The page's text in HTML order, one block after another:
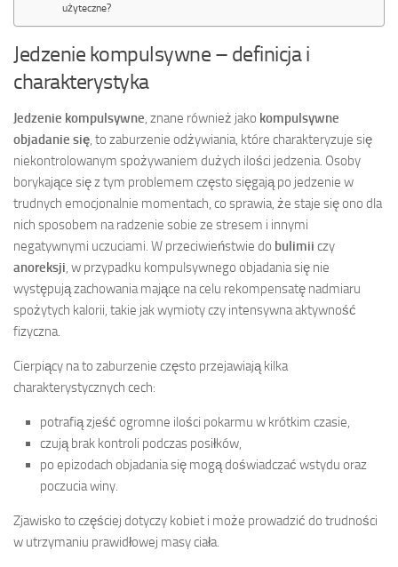
użyteczne?
Jedzenie kompulsywne – definicja i
charakterystyka
Jedzenie kompulsywne , znane również jako kompulsywne
objadanie się , to zaburzenie odżywiania, które charakteryzuje się
niekontrolowanym spożywaniem dużych ilości jedzenia. Osoby
borykające się z tym problemem często sięgają po jedzenie w
trudnych emocjonalnie momentach, co sprawia, że staje się ono dla
nich sposobem na radzenie sobie ze stresem i innymi
negatywnymi uczuciami. W przeciwieństwie do bulimii czy
anoreksji , w przypadku kompulsywnego objadania się nie
występują zachowania mające na celu rekompensatę nadmiaru
spożytych kalorii, takie jak wymioty czy intensywna aktywność
fizyczna.
Cierpiący na to zaburzenie często przejawiają kilka
charakterystycznych cech:
potrafią zjeść ogromne ilości pokarmu w krótkim czasie,
czują brak kontroli podczas posiłków,
po epizodach objadania się mogą doświadczać wstydu oraz
poczucia winy.
Zjawisko to częściej dotyczy kobiet i może prowadzić do trudności
w utrzymaniu prawidłowej masy ciała.